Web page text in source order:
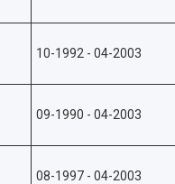
10-1992 - 04-2003
09-1990 - 04-2003
08-1997 - 04-2003